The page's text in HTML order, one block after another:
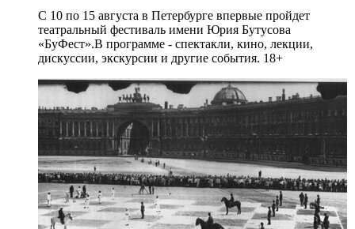
С 10 по 15 августа в Петербурге впервые пройдет
театральный фестиваль имени Юрия Бутусова
«БуФест».В программе - спектакли, кино, лекции,
дискуссии, экскурсии и другие события. 18+